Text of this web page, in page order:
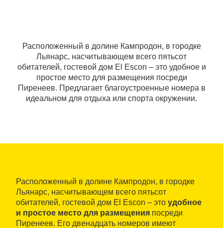
Расположенный в долине Кампродон, в городке
Льянарс, насчитывающем всего пятьсот
обитателей, гостевой дом El Escon – это удобное и
простое место для размещения посреди
Пиренеев. Предлагает благоустроенные номера в
идеальном для отдыха или спорта окружении.
Расположенный в долине Кампродон, в городке
Льянарс, насчитывающем всего пятьсот
обитателей, гостевой дом El Escon – это удобное
и простое место для размещения посреди
Пиренеев. Его двенадцать номеров имеют